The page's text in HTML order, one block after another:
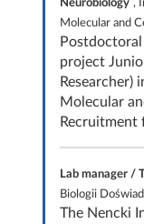
Neurobiology ,
Molecular and
project
Researcher)
Molecular
Recruitment
Lab manager /
Biologii
The Nencki